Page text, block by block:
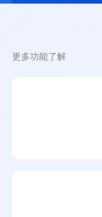
更多功能了解